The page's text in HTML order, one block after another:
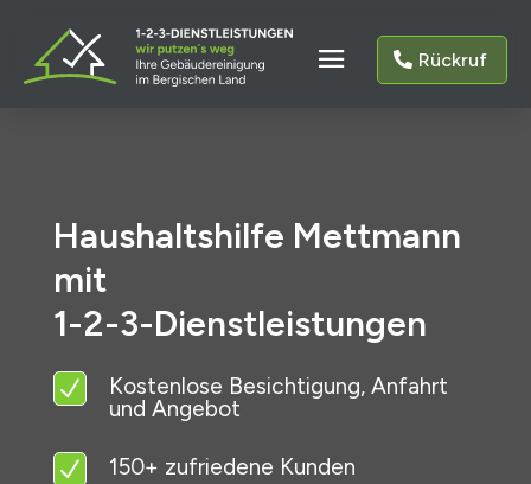
Rückruf
Haushaltshilfe Mettmann
mit
1-2-3-Dienstleistungen
N
Kostenlose Besichtigung, Anfahrt
und Angebot
N 150+ zufriedene Kunden